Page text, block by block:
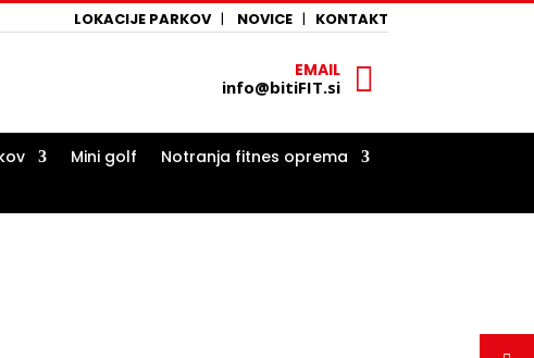
LOKACIJE PARKOV| NOVICE| KONTAKT

EMAIL
info@bitiFIT.si
Mini golf
Notranja fitnes oprema